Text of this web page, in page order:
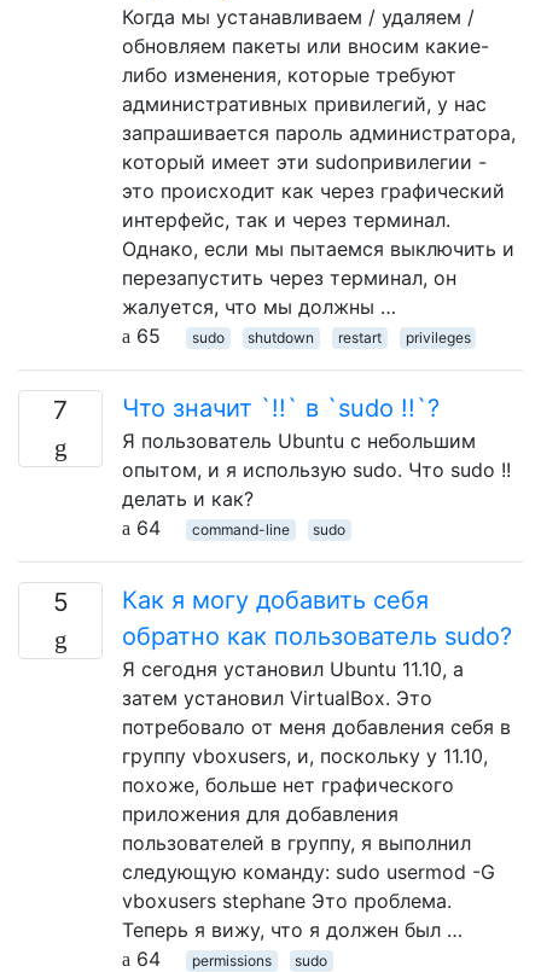
Когда мы устанавливаем / удаляем /
обновляем пакеты или вносим какие-
либо изменения, которые требуют
административных привилегий, у нас
запрашивается пароль администратора,
который имеет эти sudoпривилегии -
это происходит как через графический
интерфейс, так и через терминал.
Однако, если мы пытаемся выключить и
перезапустить через терминал, он
жалуется, что мы должны …
65
sudo shutdown restart privileges
7 Что значит `!!` в `sudo !!`?
Я пользователь Ubuntu с небольшим
опытом, и я использую sudo. Что sudo !!
делать и как?
64
command-line sudo
5
Как я могу добавить себя
обратно как пользователь sudo?
Я сегодня установил Ubuntu 11.10, а
затем установил VirtualBox. Это
потребовало от меня добавления себя в
группу vboxusers, и, поскольку у 11.10,
похоже, больше нет графического
приложения для добавления
пользователей в группу, я выполнил
следующую команду: sudo usermod -G
vboxusers stephane Это проблема.
Теперь я вижу, что я должен был …
64
permissions sudo